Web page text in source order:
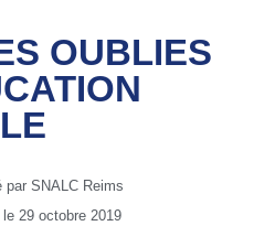
OUBLIES
par SNALC Reims
le 29 octobre 2019